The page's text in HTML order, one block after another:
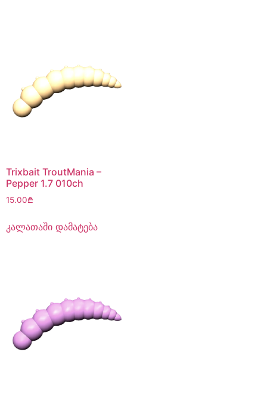
Trixbait TroutMania –
Pepper 1.7 010ch
15.00₾
კალათაში დამატება